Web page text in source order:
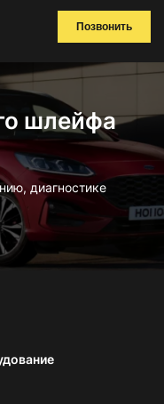
Позвонить
шлейфа
диагностике